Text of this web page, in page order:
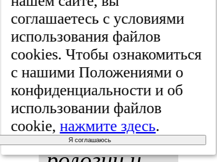
ру­ше­ни­ем
моз­го­во­го
кро­во­об­ра­
ще­ния.
Жур­нал нев­
соглашаетесь с условиями
использования файлов
cооkies. Чтобы ознакомиться
с нашими Положениями о
конфиденциальности и об
использовании файлов
cookie,нажмите здесь.
Я соглашаюсь